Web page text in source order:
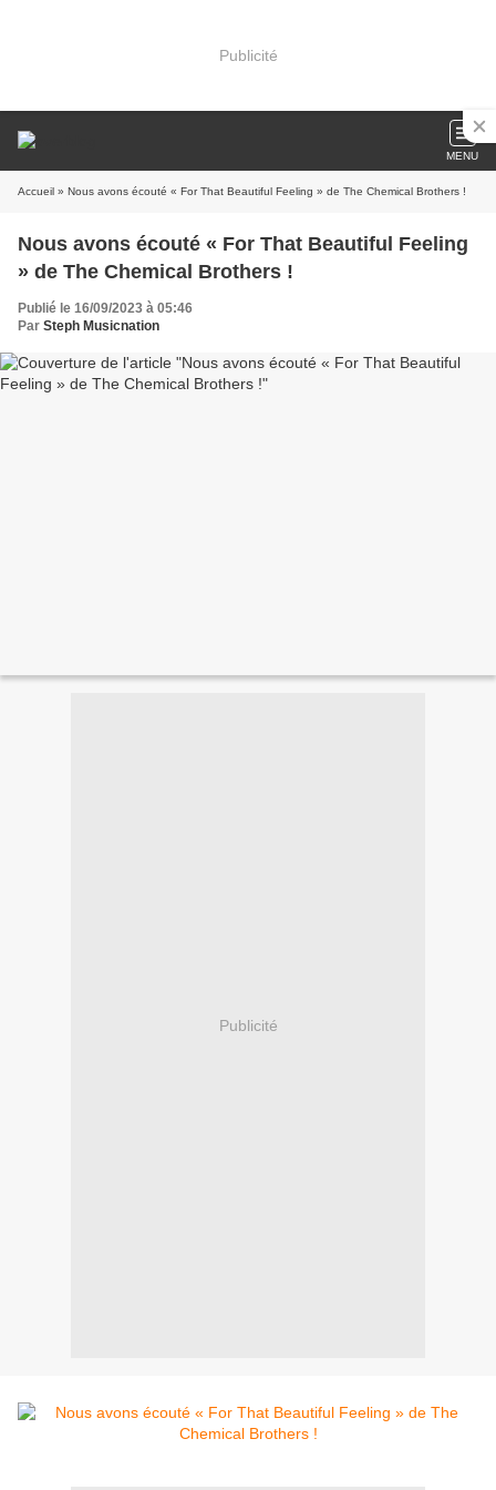
Publicité
MENU
Accueil » Nous avons écouté « For That Beautiful Feeling » de The Chemical Brothers !
Nous avons écouté « For That Beautiful Feeling
» de The Chemical Brothers !
Publié le 16/09/2023 à 05:46
Par Steph Musicnation
Publicité